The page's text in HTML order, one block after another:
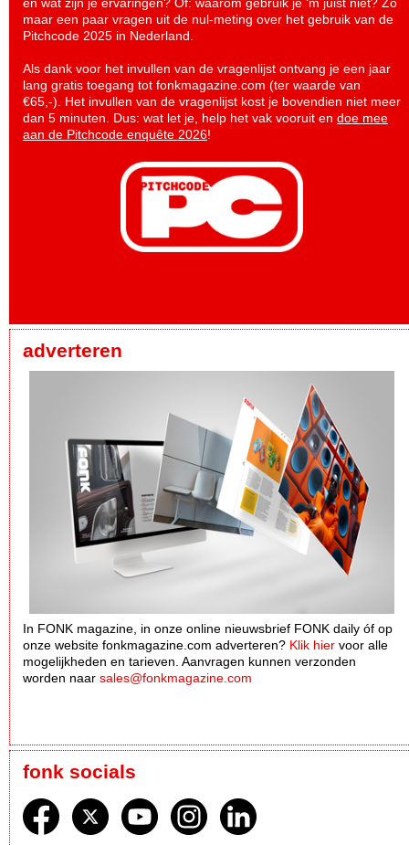
en wat zijn je ervaringen? Of: waarom gebruik je ‘m juist niet? Zo
maar een paar vragen uit de nul-meting over het gebruik van de
Pitchcode 2025 in Nederland.
Als dank voor het invullen van de vragenlijst ontvang je een jaar
lang gratis toegang tot fonkmagazine.com (ter waarde van
€65,-). Het invullen van de vragenlijst kost je bovendien niet meer
dan 5 minuten. Dus: wat let je, help het vak vooruit en doe mee
aan de Pitchcode enquête 2026!
adverteren
In FONK magazine, in onze online nieuwsbrief FONK daily óf op
onze website fonkmagazine.com adverteren? Klik hier voor alle
mogelijkheden en tarieven. Aanvragen kunnen verzonden
worden naar sales@fonkmagazine.com
fonk socials